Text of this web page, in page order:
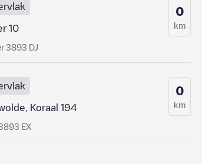
10
3893 DJ
0
km
Koraal 194
EX
0
km